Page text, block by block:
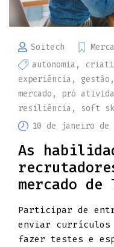
Soitech
autonomia ,
experiência , gestão ,
mercado , pró
resiliência , soft
10 de janeiro de
As
mercado de
Participar de
enviar currículos
fazer testes e